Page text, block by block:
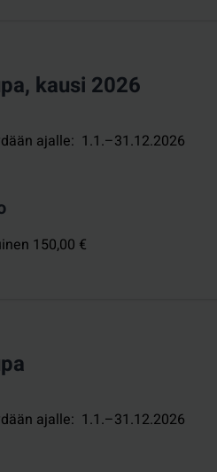
kausi 2026
ajalle: 1.1.–31.12.2026
150,00 €
ajalle: 1.1.–31.12.2026